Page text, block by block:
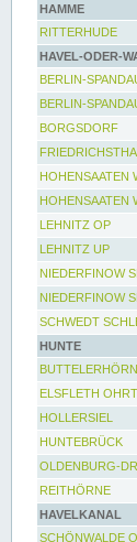
HAMME
RITTERHUDE
HAVEL-ODER-
BERLIN-
BERLIN-
BORGSDORF
HOHENSAATEN
HOHENSAATEN
LEHNITZ OP
LEHNITZ UP
NIEDERFINOW
NIEDERFINOW
SCHWEDT
HUNTE
ELSFLETH OHRT
HOLLERSIEL
HUNTEBRÜCK
OLDENBURG-
REITHÖRNE
HAVELKANAL
SCHÖNWALDE